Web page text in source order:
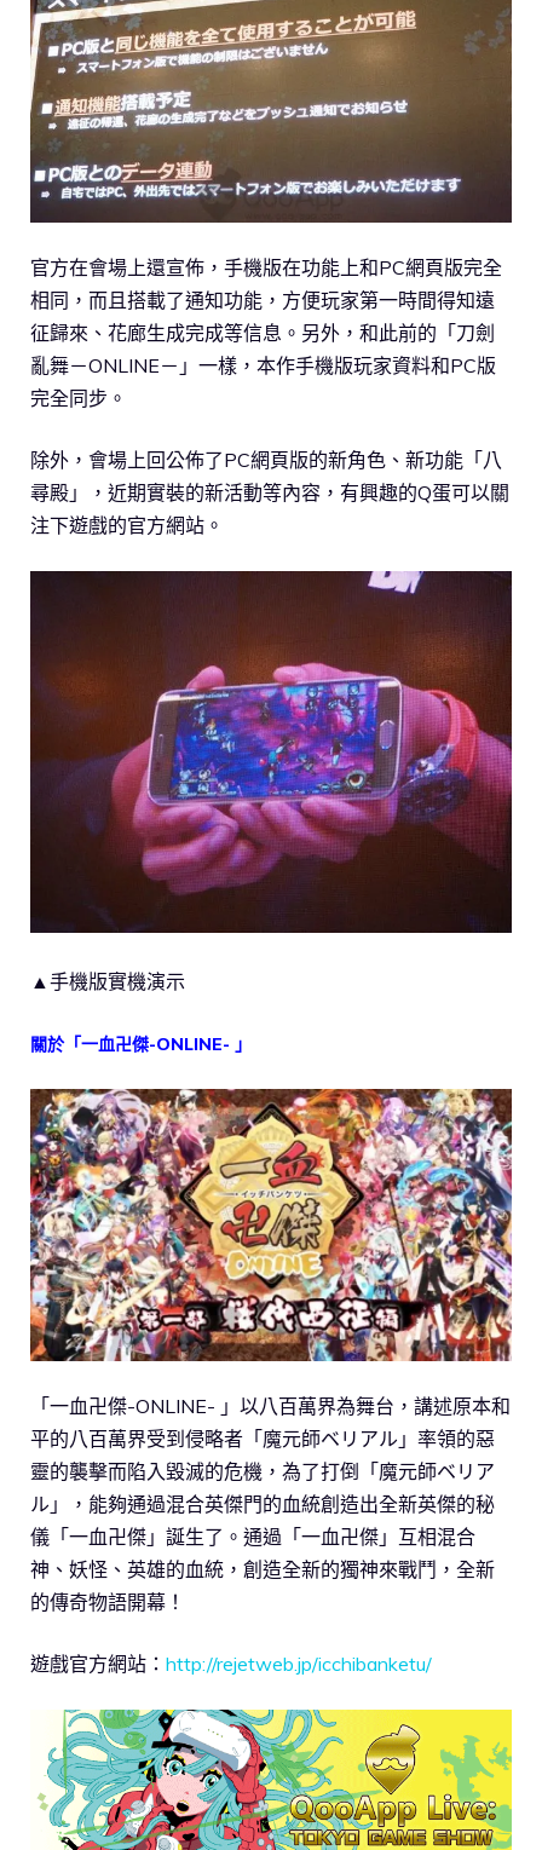
官方在會場上還宣佈，手機版在功能上和PC網頁版完全
相同，而且搭載了通知功能，方便玩家第一時間得知遠
征歸來、花廊生成完成等信息。另外，和此前的「刀劍
亂舞－ONLINE－」一樣，本作手機版玩家資料和PC版
完全同步。
除外，會場上回公佈了PC網頁版的新角色、新功能「八
尋殿」，近期實裝的新活動等內容，有興趣的Q蛋可以關
注下遊戲的官方網站。
▲手機版實機演示
關於「一血卍傑-ONLINE- 」
「一血卍傑-ONLINE- 」以八百萬界為舞台，講述原本和
平的八百萬界受到侵略者「魔元師ベリアル」率領的惡
靈的襲擊而陷入毀滅的危機，為了打倒「魔元師ベリア
ル」，能夠通過混合英傑門的血統創造出全新英傑的秘
儀「一血卍傑」誕生了。通過「一血卍傑」互相混合
神、妖怪、英雄的血統，創造全新的獨神來戰鬥，全新
的傳奇物語開幕！
遊戲官方網站： http://rejetweb.jp/icchibanketu/